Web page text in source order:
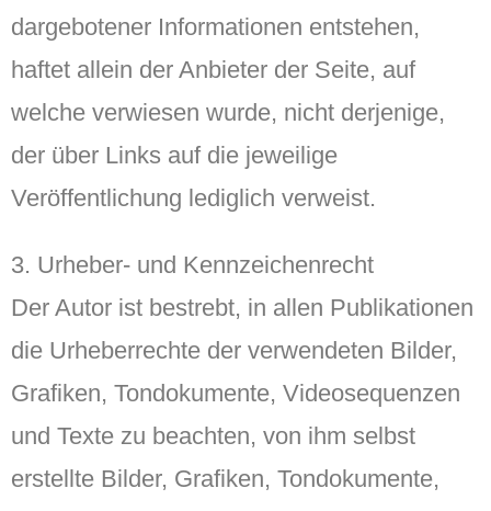
dargebotener Informationen entstehen,
haftet allein der Anbieter der Seite, auf
welche verwiesen wurde, nicht derjenige,
der über Links auf die jeweilige
Veröffentlichung lediglich verweist.
3. Urheber- und Kennzeichenrecht
Der Autor ist bestrebt, in allen Publikationen
die Urheberrechte der verwendeten Bilder,
Grafiken, Tondokumente, Videosequenzen
und Texte zu beachten, von ihm selbst
erstellte Bilder, Grafiken, Tondokumente,